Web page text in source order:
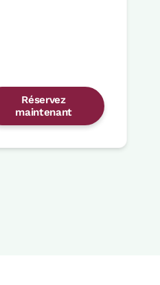
Réservez
maintenant